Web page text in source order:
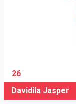
26
Davidila Jasper